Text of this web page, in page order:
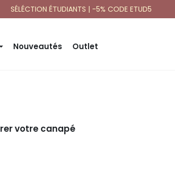
SÉLÉCTION ÉTUDIANTS | -5% CODE ETUD5
Nouveautés Outlet
votre canapé